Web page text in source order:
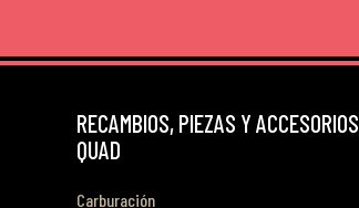
RECAMBIOS, PIEZAS Y ACCESORIOS
QUAD
Carburación